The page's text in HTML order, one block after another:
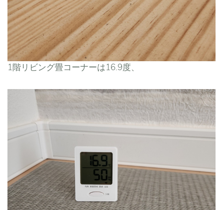
1階リビング畳コーナーは16.9度、